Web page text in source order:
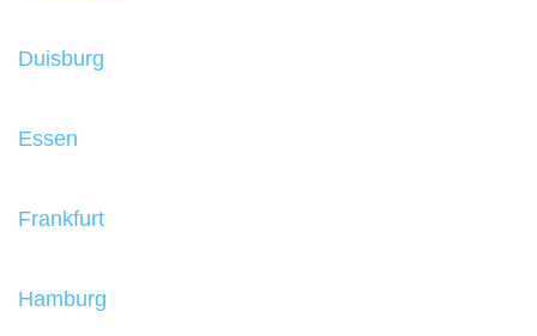
Duisburg
Essen
Frankfurt
Hamburg